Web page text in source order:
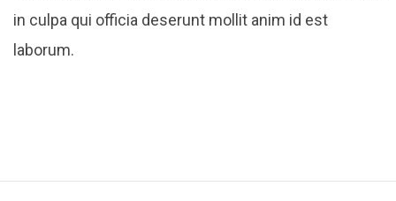
in culpa qui officia deserunt mollit anim id est
laborum.